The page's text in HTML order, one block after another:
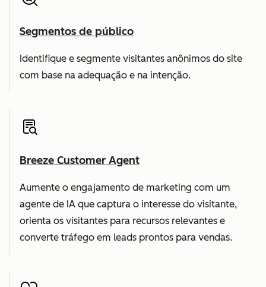
Segmentos de público
Identifique e segmente visitantes anônimos do site
com base na adequação e na intenção.
Breeze Customer Agent
Aumente o engajamento de marketing com um
agente de IA que captura o interesse do visitante,
orienta os visitantes para recursos relevantes e
converte tráfego em leads prontos para vendas.